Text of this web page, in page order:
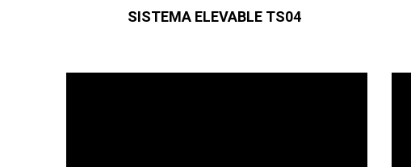
SISTEMA ELEVABLE TS04